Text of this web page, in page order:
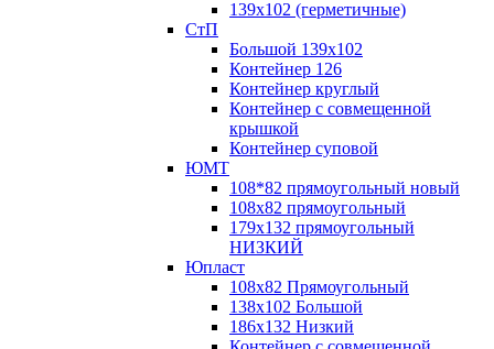
139х102 (герметичные)
СтП
Большой 139х102
Контейнер 126
Контейнер круглый
Контейнер с совмещенной
крышкой
Контейнер суповой
ЮМТ
108*82 прямоугольный новый
108х82 прямоугольный
179х132 прямоугольный
НИЗКИЙ
Юпласт
108х82 Прямоугольный
138х102 Большой
186х132 Низкий